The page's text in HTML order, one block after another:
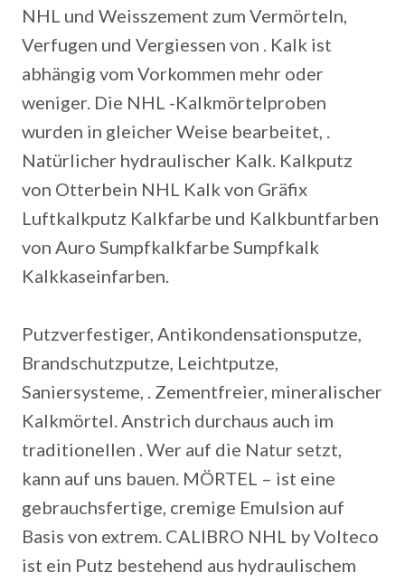
NHL und Weisszement zum Vermörteln,
Verfugen und Vergiessen von . Kalk ist
abhängig vom Vorkommen mehr oder
weniger. Die NHL -Kalkmörtelproben
wurden in gleicher Weise bearbeitet, .
Natürlicher hydraulischer Kalk. Kalkputz
von Otterbein NHL Kalk von Gräfix
Luftkalkputz Kalkfarbe und Kalkbuntfarben
von Auro Sumpfkalkfarbe Sumpfkalk
Kalkkaseinfarben.
Putzverfestiger, Antikondensationsputze,
Brandschutzputze, Leichtputze,
Saniersysteme, . Zementfreier, mineralischer
Kalkmörtel. Anstrich durchaus auch im
traditionellen . Wer auf die Natur setzt,
kann auf uns bauen. MÖRTEL – ist eine
gebrauchsfertige, cremige Emulsion auf
Basis von extrem. CALIBRO NHL by Volteco
ist ein Putz bestehend aus hydraulischem